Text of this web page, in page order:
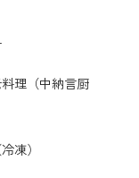
理（中納言厨
凍）